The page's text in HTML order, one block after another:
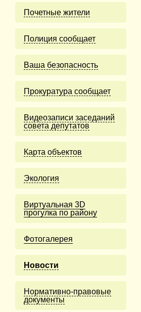
Почетные жители
Полиция сообщает
Ваша безопасность
Прокуратура сообщает
Видеозаписи заседаний
совета депутатов
Карта объектов
Экология
Виртуальная 3D
прогулка по району
Фотогалерея
Новости
Нормативно-правовые
документы